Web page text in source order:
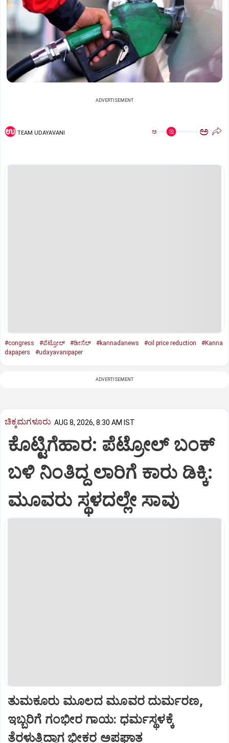
ADVERTISEMENT
TEAM UDAYAVANI ಅ ಅ
#congress #ಪೆಟ್ರೋಲ್‌ #ಡೀಸೆಲ್‌ #kannadanews #oil price reduction
#Kanna
dapapers
#udayavanipaper
ADVERTISEMENT
ಚಿಕ್ಕಮಗಳೂರು AUG 8, 2026, 8:30 AM IST
ಕೊಟ್ಟಿಗೆಹಾರ: ಪೆಟ್ರೋಲ್ ಬಂಕ್
ಬಳಿ ನಿಂತಿದ್ದ ಲಾರಿಗೆ ಕಾರು ಡಿಕ್ಕಿ:
ಮೂವರು ಸ್ಥಳದಲ್ಲೇ ಸಾವು
ತುಮಕೂರು ಮೂಲದ ಮೂವರ ದುರ್ಮರಣ,
ಇಬ್ಬರಿಗೆ ಗಂಭೀರ ಗಾಯ: ಧರ್ಮಸ್ಥಳಕ್ಕೆ
ತೆರಳುತ್ತಿದ್ದಾಗ ಭೀಕರ ಅಪಘಾತ